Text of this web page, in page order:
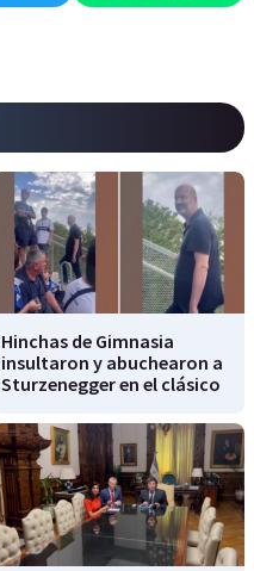
Hinchas de Gimnasia
insultaron y abuchearon a
Sturzenegger en el clásico